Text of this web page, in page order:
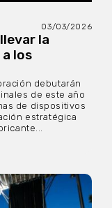
03/03/2026
la
los
debutarán
de este año
de dispositivos
estratégica